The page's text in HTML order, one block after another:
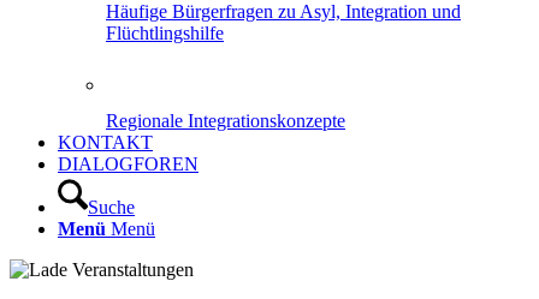
Häufige Bürgerfragen zu Asyl, Integration und
Flüchtlingshilfe
Regionale Integrationskonzepte
KONTAKT
DIALOGFOREN
Suche
Menü Menü